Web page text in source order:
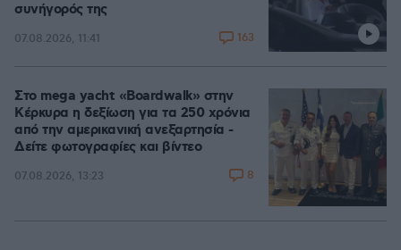
συνήγορός της
07.08.2026, 11:41 163
Στο mega yacht «Boardwalk» στην
Κέρκυρα η δεξίωση για τα 250 χρόνια
από την αμερικανική ανεξαρτησία -
Δείτε φωτογραφίες και βίντεο
07.08.2026, 13:23 8